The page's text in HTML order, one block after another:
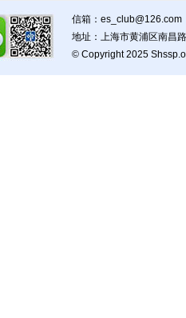
信箱：
地址：上海市黄浦区南
© Copyright 2025